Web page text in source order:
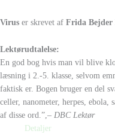
Virus er skrevet af Frida Bejder
Lektørudtalelse:
En god bog hvis man vil blive
læsning i 2.-5. klasse, selvom
faktisk er. Bogen bruger en del
celler, nanometer, herpes,
af disse ord.”,– DBC Lektør
Detaljer